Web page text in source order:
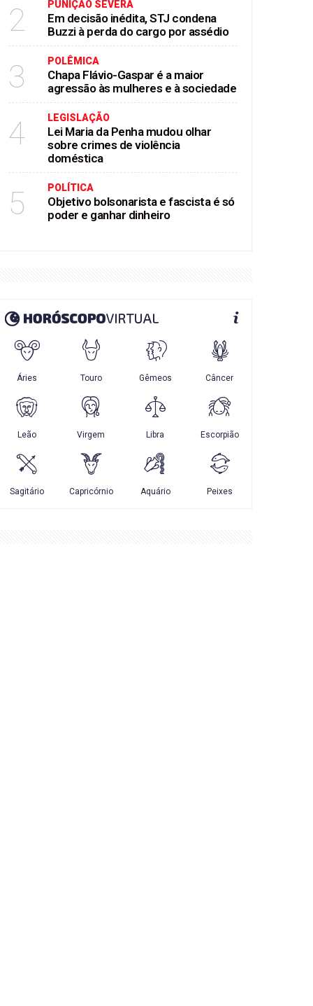
2 PUNIÇÃO SEVERA
Em decisão inédita, STJ condena
Buzzi à perda do cargo por assédio
3 POLÊMICA
Chapa Flávio-Gaspar é a maior
agressão às mulheres e à sociedade
4 LEGISLAÇÃO
Lei Maria da Penha mudou olhar
sobre crimes de violência
doméstica
5 POLÍTICA
Objetivo bolsonarista e fascista é só
poder e ganhar dinheiro